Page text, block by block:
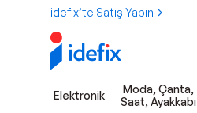
idefix’te Satış Yapın
Elektronik
Moda, Çanta,
Saat, Ayakkabı